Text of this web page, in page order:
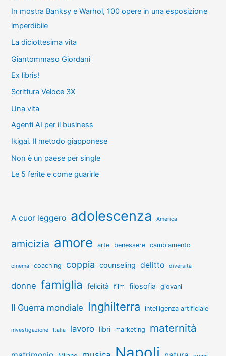
In mostra Banksy e Warhol, 100 opere in una esposizione
imperdibile
La diciottesima vita
Giantommaso Giordani
Ex libris!
Scrittura Veloce 3X
Una vita
Agenti AI per il business
Ikigai. Il metodo giapponese
Non è un paese per single
Le 5 ferite e come guarirle
A cuor leggero adolescenza America
amicizia amore arte benessere cambiamento
cinema coaching coppia counseling delitto diversità
donne famiglia felicità film filosofia giovani
II Guerra mondiale Inghilterra intelligenza artificiale
investigazione Italia lavoro libri marketing maternità